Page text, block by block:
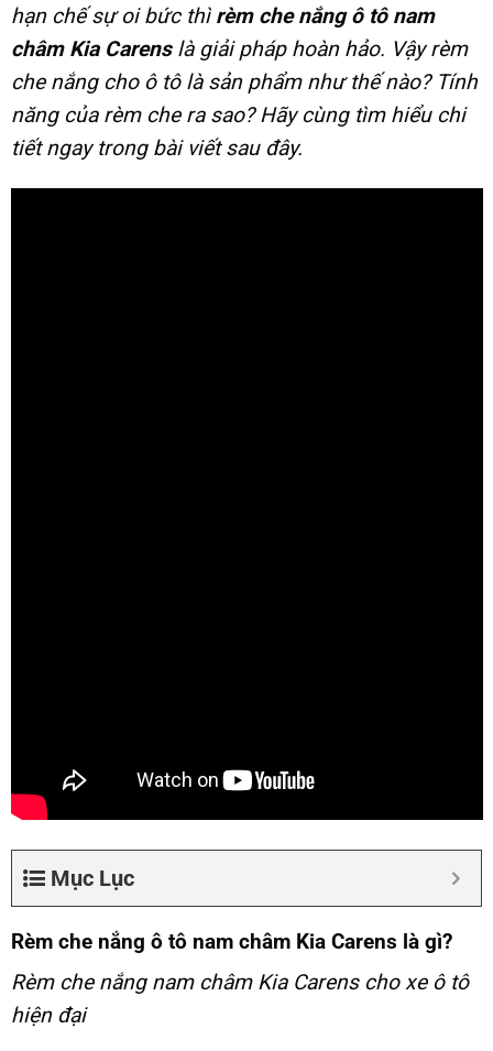
hạn chế sự oi bức thì rèm che nắng ô tô nam
châm Kia Carenslà giải pháp hoàn hảo. Vậy rèm
che nắng cho ô tô là sản phẩm như thế nào? Tính
năng của rèm che ra sao? Hãy cùng tìm hiểu chi
tiết ngay trong bài viết sau đây.
Mục Lục
Rèm che nắng ô tô nam châm Kia Carens là gì?
Rèm che nắng nam châm Kia Carens cho xe ô tô
hiện đại